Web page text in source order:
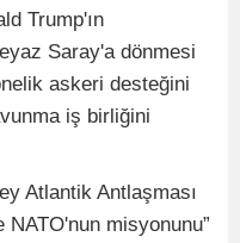
Trump'ın
Saray'a dönmesi
askeri desteğini
iş birliğini
Atlantik Antlaşması
NATO'nun misyonunu”